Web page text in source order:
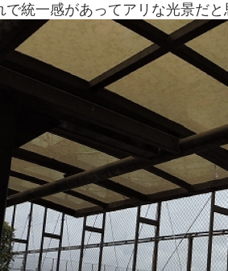
で統一感があってアリな光景だと